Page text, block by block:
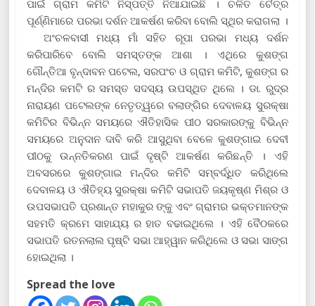
ପାଇଁ ଗ୍ରାମ କମିଟି ନିସ୍ପତ୍ତି ନିଆଯାଇଛି । ଚଳିତ ଚୈତ୍ର
ପୂର୍ଣ୍ଣିମାରେ ପରଭା ଦର୍ଶନ ଆକର୍ଷଣ କରିବା ବୋଲି ସ୍ଥିର କରାଗଲା ।
ଅଂଚଳବାସୀ ମଧ୍ୟ ମାଁ ସହିତ ରୂପା ପରଭା ମଧ୍ୟ ଦର୍ଶନ
କରିପାରିବେ ବୋଲି ସମସ୍ତଙ୍କ ଆଶା । ଏଥିରେ କୁଶଙ୍ଗ
ଗୌନ୍ତିଆ ବୃନ୍ଦାବନ ପଟେଲ,ସରପଂଚ ଓ ଗ୍ରାମ କମିଟି, କୁଶଙ୍ଗ ର
ମନ୍ଦିର କମଟି ର ସମସ୍ତ ସଦସ୍ୟ ଉପସ୍ଥିତ ଥିଲେ । ଡା. ରୁଦ୍ର
ନାରାୟଣ ପଟେଲଙ୍କ ନେତୃତ୍ୱରେ ବଲାଙ୍ଗିର ଦେବାଳୟ ସୁରକ୍ଷା
କମିଟିର ବିଭିନ୍ନ ସମୟରେ ଐତିହାସିକ ପୀଠ ସରକାରଙ୍କୁ ବିଭିନ୍ନ
ସମୟରେ ଅନୁଦାନ ଦାବି କରି ଆସୁଥିବା ବେଳେ କୁଶଙ୍ଗାଇ ଦେବୀ
ପୀଠକୁ ଉନ୍ନତିକରଣ ପାଇଁ ଦୃଷ୍ଟି ଆକର୍ଷଣ କରିଛନ୍ତି । ଏହି
ଅବସରରେ କୁଶଙ୍ଗାଇ ମନ୍ଦିର କମିଟି ସମ୍ବର୍ଦ୍ଧିତ କରିଥିଲେ
ଦେବାଳୟ ଓ ଐତିହ୍ୟ ସୁରକ୍ଷା କମିଟି ସଭାପତି ଜୟକୃଷ୍ଣ ମିଶ୍ର ଓ
ଉପସଭାପତି ପ୍ରଶାନ୍ତ ମହାକୁର ଙ୍କୁ ଏବଂ ଗ୍ରାମର ଭକ୍ତମାନଙ୍କ
ସହମତି କ୍ରମେ ସାହାଯ୍ୟ ର ହାତ ବଢାଇଥିଲେ । ଏହି ବୈଠକରେ
ସଭାପତି ରତନଲାଲ ପୃଷ୍ଟି ସଭା ଆହ୍ୱାନ କରିଥିଲେ ଓ ସଭା ସାଙ୍ଗ
ହୋଇଥିଲା ।
Spread the love